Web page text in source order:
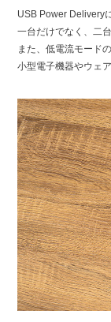
USB Power Delivery
一台だけでなく、二
また、低電流モードの
小型電子機器やウェ